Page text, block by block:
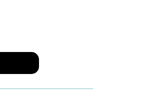
kr..